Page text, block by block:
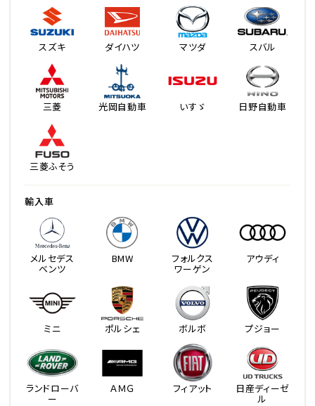
スズキ ダイハツ マツダ スバル
三菱 光岡自動車 いすゞ 日野自動車
三菱ふそう
輸入車
メルセデス
ベンツ
BMW フォルクス
ワーゲン
アウディ
ミニ ポルシェ ボルボ プジョー
ランドローバ
ー
ＡＭＧ フィアット 日産ディーゼ
ル